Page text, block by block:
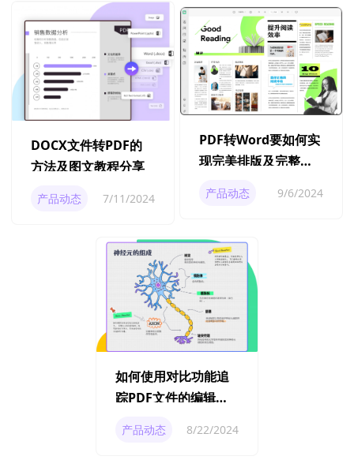
DOCX文件转PDF的
方法及图文教程分享
产品动态 7/11/2024
PDF转Word要如何实
现完美排版及完整转
产品动态 9/6/2024
如何使用对比功能追
踪PDF文件的编辑历
产品动态 8/22/2024